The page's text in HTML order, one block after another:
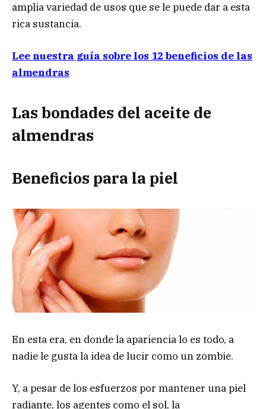
amplia variedad de usos que se le puede dar a esta
rica sustancia.
Lee nuestra guía sobre los 12 beneficios de las
almendras
Las bondades del aceite de
almendras
Beneficios para la piel
En esta era, en donde la apariencia lo es todo, a
nadie le gusta la idea de lucir como un zombie.
Y, a pesar de los esfuerzos por mantener una piel
radiante, los agentes como el sol, la